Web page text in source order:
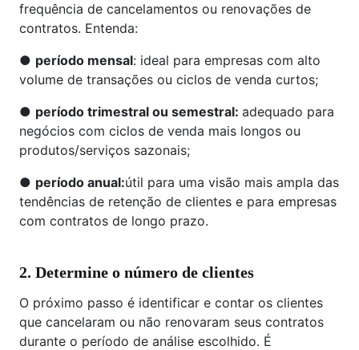
frequência de cancelamentos ou renovações de
contratos. Entenda:
● período mensal: ideal para empresas com alto
volume de transações ou ciclos de venda curtos;
● período trimestral ou semestral: adequado para
negócios com ciclos de venda mais longos ou
produtos/serviços sazonais;
● período anual:útil para uma visão mais ampla das
tendências de retenção de clientes e para empresas
com contratos de longo prazo.
2. Determine o número de clientes
O próximo passo é identificar e contar os clientes
que cancelaram ou não renovaram seus contratos
durante o período de análise escolhido. É